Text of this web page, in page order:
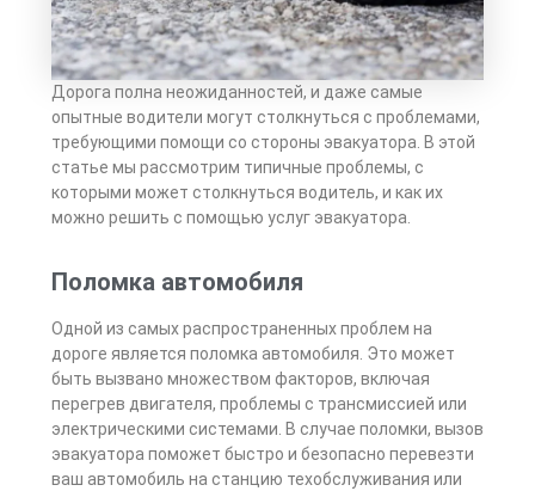
Дорога полна неожиданностей, и даже самые
опытные водители могут столкнуться с проблемами,
требующими помощи со стороны эвакуатора. В этой
статье мы рассмотрим типичные проблемы, с
которыми может столкнуться водитель, и как их
можно решить с помощью услуг эвакуатора.
Поломка автомобиля
Одной из самых распространенных проблем на
дороге является поломка автомобиля. Это может
быть вызвано множеством факторов, включая
перегрев двигателя, проблемы с трансмиссией или
электрическими системами. В случае поломки, вызов
эвакуатора поможет быстро и безопасно перевезти
ваш автомобиль на станцию техобслуживания или